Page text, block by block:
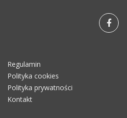
Regulamin
Polityka cookies
Polityka prywatności
Kontakt